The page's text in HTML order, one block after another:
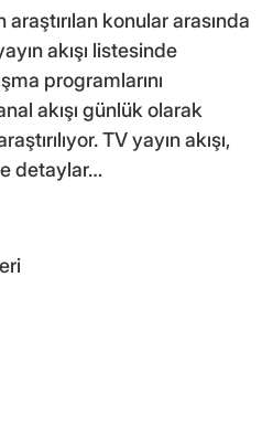
araştırılan konular arasında
akışı listesinde
programlarını
akışı günlük olarak
TV yayın akışı,
detaylar…